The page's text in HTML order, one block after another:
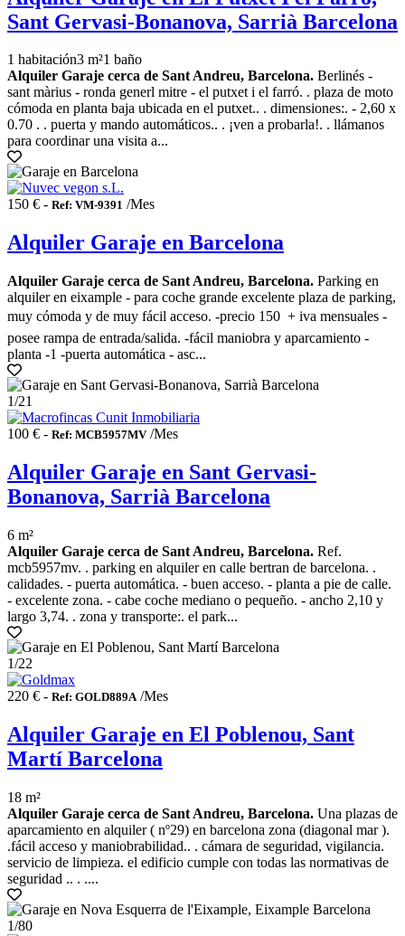
Sant Gervasi-Bonanova, Sarrià Barcelona
1 habitación3 m²1 baño
Alquiler Garaje cerca de Sant Andreu, Barcelona. Berlinés -
sant màrius - ronda generl mitre - el putxet i el farró. . plaza de moto
cómoda en planta baja ubicada en el putxet.. . dimensiones:. - 2,60 x
0.70 . . puerta y mando automáticos.. . ¡ven a probarla!. . llámanos
para coordinar una visita a...
150 € - Ref: VM-9391 /Mes
Alquiler Garaje en Barcelona
Alquiler Garaje cerca de Sant Andreu, Barcelona. Parking en
alquiler en eixample - para coche grande excelente plaza de parking,
muy cómoda y de muy fácil acceso. -precio 150  + iva mensuales -
posee rampa de entrada/salida. -fácil maniobra y aparcamiento -
planta -1 -puerta automática - asc...
1/21
100 € - Ref: MCB5957MV/Mes
Alquiler Garaje en Sant Gervasi-
Bonanova, Sarrià Barcelona
6 m²
Alquiler Garaje cerca de Sant Andreu, Barcelona. Ref.
mcb5957mv. . parking en alquiler en calle bertran de barcelona. .
calidades. - puerta automática. - buen acceso. - planta a pie de calle.
- excelente zona. - cabe coche mediano o pequeño. - ancho 2,10 y
largo 3,74. . zona y transporte:. el park...
1/22
220 € - Ref: GOLD889A /Mes
Alquiler Garaje en El Poblenou, Sant
Martí Barcelona
18 m²
Alquiler Garaje cerca de Sant Andreu, Barcelona. Una plazas de
aparcamiento en alquiler ( nº29) en barcelona zona (diagonal mar ).
.fácil acceso y maniobrabilidad.. . cámara de seguridad, vigilancia.
servicio de limpieza. el edificio cumple con todas las normativas de
seguridad .. . ....
1/80